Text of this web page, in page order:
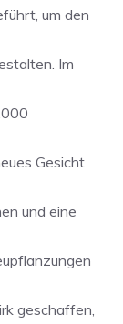
um den
Im
Gesicht
und eine
geschaffen,